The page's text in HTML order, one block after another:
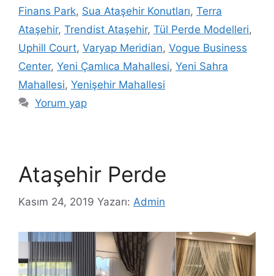
Finans Park, Sua Ataşehir Konutları, Terra
Ataşehir, Trendist Ataşehir, Tül Perde Modelleri,
Uphill Court, Varyap Meridian, Vogue Business
Center, Yeni Çamlıca Mahallesi, Yeni Sahra
Mahallesi, Yenişehir Mahallesi
Yorum yap
Ataşehir Perde
Kasım 24, 2019 Yazarı: Admin